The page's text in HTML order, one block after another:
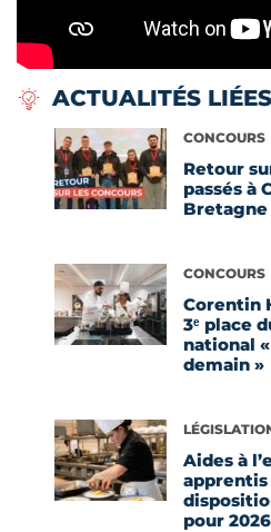
ACTUALITÉS LIÉES
CONCOURS
Retour
passés à
Bretagne
Voir l'article
CONCOURS
Corentin
3ᵉ place
national
demain »
Voir l'article
Aides à
apprentis
pour 2026
Voir l'article